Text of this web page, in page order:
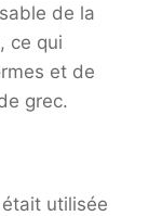
de la
ce qui
et de
grec.
utilisée